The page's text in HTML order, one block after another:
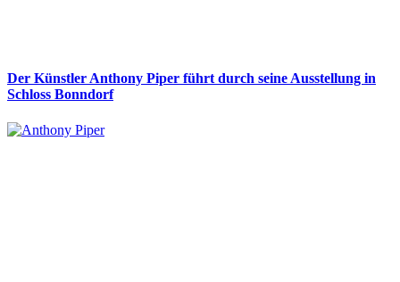
Der Künstler Anthony Piper führt durch seine Ausstellung in
Schloss Bonndorf